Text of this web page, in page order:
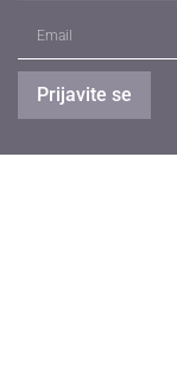
Prijavite se